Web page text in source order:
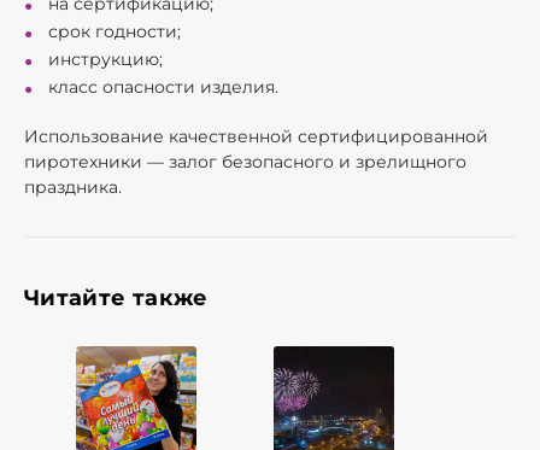
срок годности;
инструкцию;
класс опасности изделия.
Использование качественной сертифицированной
пиротехники — залог безопасного и зрелищного
праздника.
Читайте также